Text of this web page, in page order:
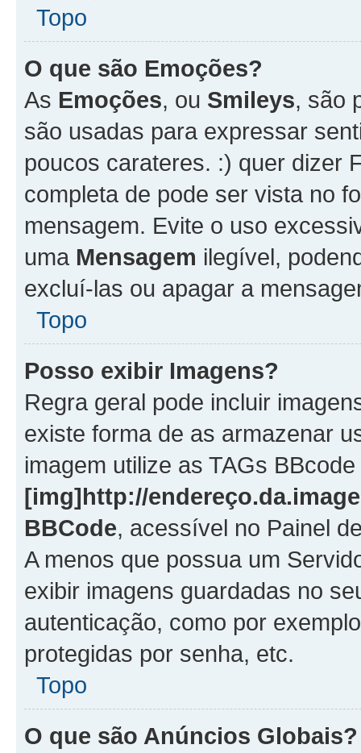
Topo
O que são Emoções?
As Emoções, ou Smileys, são
são usadas para expressar
poucos carateres. :) quer dizer
completa de pode ser vista no
mensagem. Evite o uso
uma Mensagem ilegível,
excluí-las ou apagar a
Topo
Posso exibir Imagens?
Regra geral pode incluir
existe forma de as armazenar
imagem utilize as TAGs BBcode
[img]http://
BBCode, acessível no Painel
A menos que possua um
exibir imagens guardadas no
autenticação, como por
protegidas por senha, etc.
Topo
O que são Anúncios Globais?